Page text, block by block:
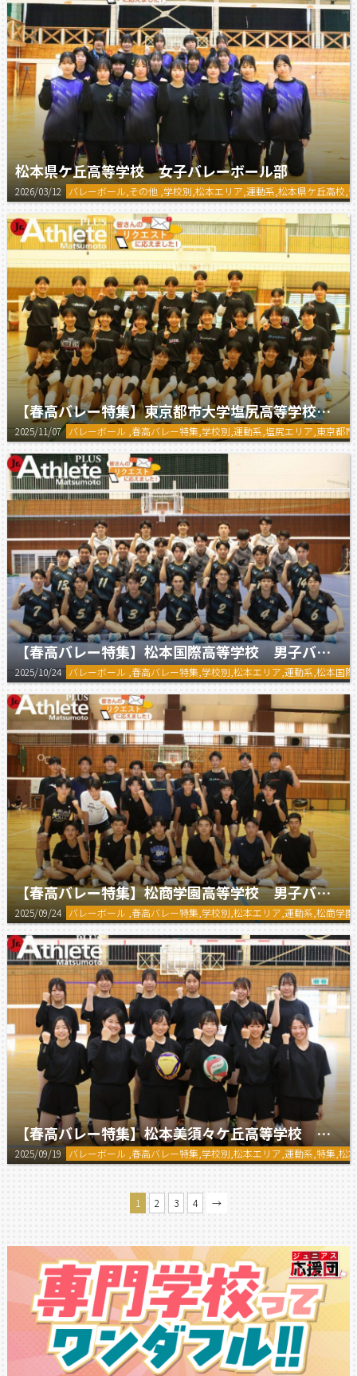
松本県ケ丘高等学校 女子バレーボール部
2026/03/12 バレーボール,その他 ,学校別,松本エリア,運動系,松本県ケ丘高校,
【春高バレー特集】東京都市大学塩尻高等学校 女子バレーボール部
2025/11/07 バレーボール ,春高バレー特集,学校別,運動系,塩尻エリア,東京都
【春高バレー特集】松本国際高等学校 男子バレーボール部
2025/10/24 バレーボール ,春高バレー特集,学校別,松本エリア,運動系,松本国
【春高バレー特集】松商学園高等学校 男子バレーボール部
2025/09/24 バレーボール ,春高バレー特集,学校別,松本エリア,運動系,松商学
【春高バレー特集】松本美須々ケ丘高等学校 女子バレーボール部
2025/09/19 バレーボール ,春高バレー特集,学校別,松本エリア,運動系,特集,松
1 2 3 4 →